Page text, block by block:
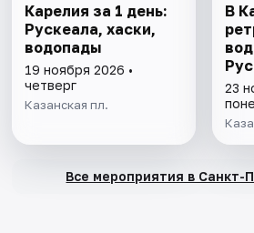
Карелия за 1 день:
Рускеала, хаски,
водопады
19 ноября 2026 •
четверг
Казанская пл.
В
23
Все мероприятия в Санкт-